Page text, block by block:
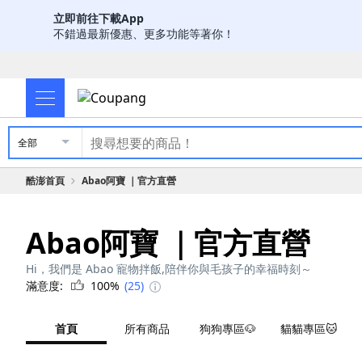
立即前往下載App
不錯過最新優惠、更多功能等著你！
全部
酷澎首頁 Abao阿寶 ｜官方直營
Abao阿寶 ｜官方直營
Hi，我們是 Abao 寵物拌飯,陪伴你與毛孩子的幸福時刻～
滿意度:
100% (25)
首頁 所有商品 狗狗專區🐶 貓貓專區🐱